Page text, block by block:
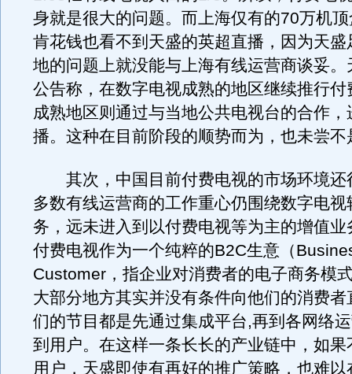
身就是很大的问题。而上海仅有的70万机
肯花钱也看不到天盛的英超直播，因为天盛
地的问题上就没能与上海有线运营商谈妥。
公告称，在数字电视成熟的地区继续推行付
成熟地区则通过与当地公共电视台的合作，
播。这种在目前阶段的顺势而为，也未尝不
其次，中国目前付费电视的市场环境还
多数有线运营商的工作重心仍围绕数字电视
务，远未进入到以付费电视等为主的增值业
付费电视作为一个纯粹的B2C生意（
Customer，指企业对消费者的电子商务模
大部分地方其实并没有条件向他们的消费者
们的节目都是先通过集成平台,再到各网络
到用户。在这样一条长长的产业链中，如果
用户，天盛即使有再好的推广策略，也难